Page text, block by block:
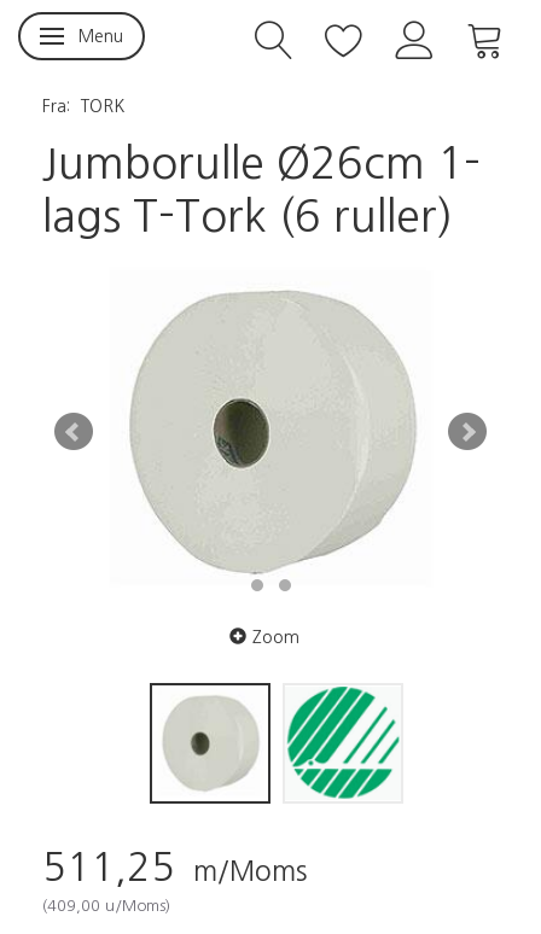
Skifte navigation
Menu
Fra: TORK
Jumborulle Ø26cm 1-
lags T-Tork (6 ruller)
Zoom
511,25 m/Moms
(409,00 u/Moms)